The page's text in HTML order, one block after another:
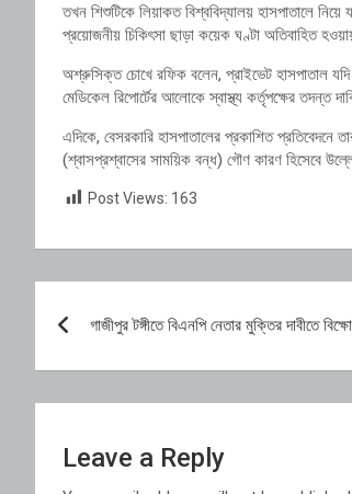
তখন শিশুটিকে লিয়াকত বিশ্ববিদ্যালয় হাসপাতালে
প্রয়োজনীয় চিকিৎসা ছাড়া কয়েক ঘণ্টা অতিবাহিত
অশ্রুসিক্ত চোখে রফিক বলেন, প্রাইভেট হাসপাতাল যদি
মেডিকেল রিপোর্টের আলোকে স্বাস্থ্য কর্তৃপক্ষের তদন্ত
এদিকে, বেসরকারি হাসপাতালের প্রকাশিত প্রতিবেদনে
(শ্বাসপ্রশ্বাসের সাময়িক বন্ধ) গৌণ কারণ হিসেবে
Post Views: 163
navigation
গাজীপুর টঙ্গীতে বিএনপি নেতার মুক্তির দাবীতে
Leave a Reply